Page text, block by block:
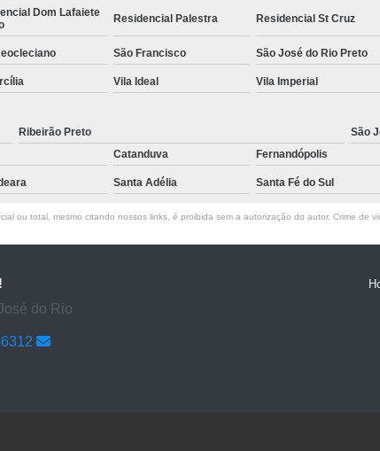
Dom Lafaiete
Residencial Palestra Residencial St Cruz
São Francisco São José do Rio Preto
Vila Ideal Vila Imperial
Ribeirão Preto
São
Catanduva Fernandópolis
Santa Adélia Santa Fé do Sul
ou total, mesmo citando nossos links, é proibida sem a autorização do autor. Crime de
do Rio